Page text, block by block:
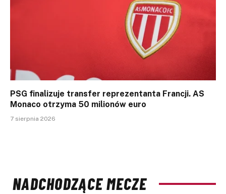
PSG finalizuje transfer reprezentanta Francji. AS
Monaco otrzyma 50 milionów euro
7 sierpnia 2026
NADCHODZĄCE MECZE